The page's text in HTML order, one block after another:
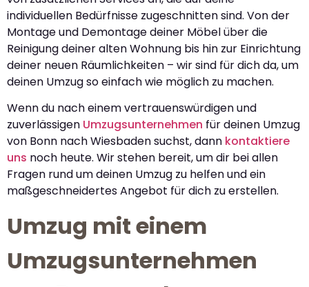
individuellen Bedürfnisse zugeschnitten sind. Von der
Montage und Demontage deiner Möbel über die
Reinigung deiner alten Wohnung bis hin zur Einrichtung
deiner neuen Räumlichkeiten – wir sind für dich da, um
deinen Umzug so einfach wie möglich zu machen.
Wenn du nach einem vertrauenswürdigen und
zuverlässigen Umzugsunternehmen für deinen Umzug
von Bonn nach Wiesbaden suchst, dann kontaktiere
uns noch heute. Wir stehen bereit, um dir bei allen
Fragen rund um deinen Umzug zu helfen und ein
maßgeschneidertes Angebot für dich zu erstellen.
Umzug mit einem
Umzugsunternehmen